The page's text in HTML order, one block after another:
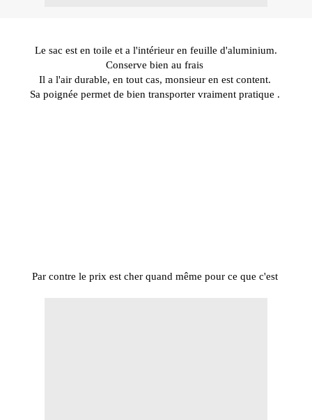
Le sac est en toile et a l'intérieur en feuille d'aluminium.
Conserve bien au frais
Il a l'air durable, en tout cas, monsieur en est content.
Sa poignée permet de bien transporter vraiment pratique .
Par contre le prix est cher quand même pour ce que c'est